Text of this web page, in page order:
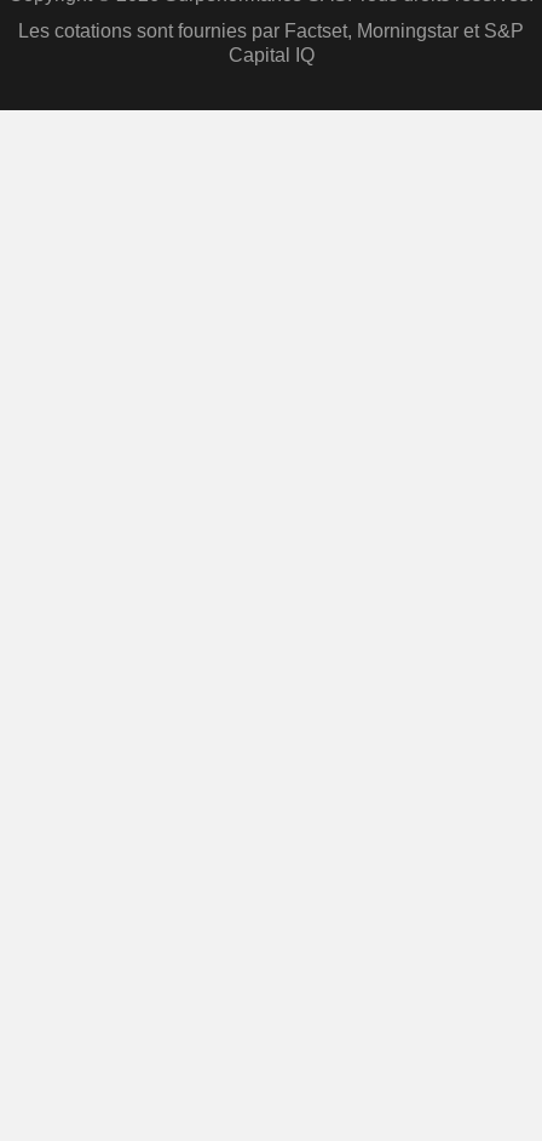
Les cotations sont fournies par Factset, Morningstar et S&P
Capital IQ